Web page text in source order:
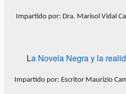
Impartido por: Dra. Marisol Vidal
La Novela Negra y la
Impartido por: Escritor Maurizio